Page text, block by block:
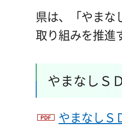
県は、「やまな
取り組みを推進
やまなしＳ
やまなしＳ